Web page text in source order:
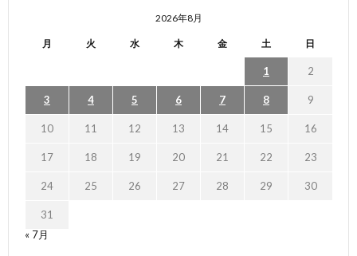
2026年8月
月 火 水 木 金 土 日
1 2
3 4 5 6 7 8 9
10 11 12 13 14 15 16
17 18 19 20 21 22 23
24 25 26 27 28 29 30
31
« 7月